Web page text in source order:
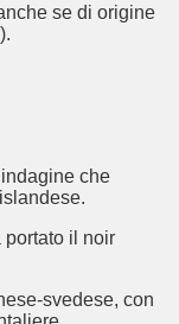
se di origine
che
il noir
svedese, con
2014.